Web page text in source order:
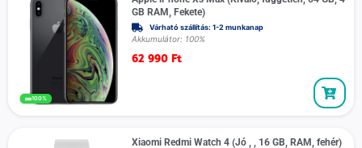
100%
GB RAM, Fekete)
Várható szállítás: 1-2 munkanap
Akkumulátor: 100%
62 990 Ft
Xiaomi Redmi Watch 4 (Jó , , 16 GB, RAM, fehér)